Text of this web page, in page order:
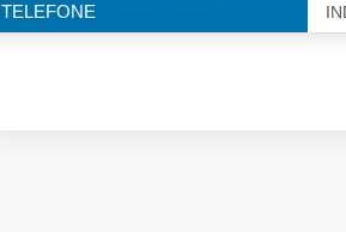
TELEFONE